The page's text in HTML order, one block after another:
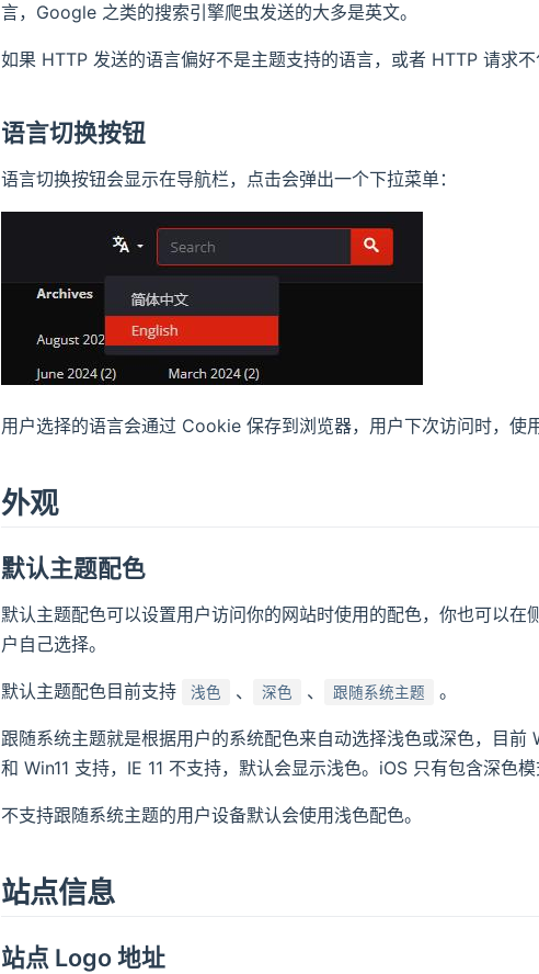
言，Google 之类的搜索引擎爬虫发送的大多是英文。
如果 HTTP 发送的语言偏好不是主题支持的语言，或者 HTTP 请求不
语言切换按钮
语言切换按钮会显示在导航栏，点击会弹出一个下拉菜单：
用户选择的语言会通过 Cookie 保存到浏览器，用户下次访问时，使
外观
默认主题配色
默认主题配色可以设置用户访问你的网站时使用的配色，你也可以在
户自己选择。
默认主题配色目前支持 浅色 、 深色 、 跟随系统主题 。
跟随系统主题就是根据用户的系统配色来自动选择浅色或深色，目
和 Win11 支持，IE 11 不支持，默认会显示浅色。iOS 只有包含深色模
不支持跟随系统主题的用户设备默认会使用浅色配色。
站点信息
站点 Logo 地址